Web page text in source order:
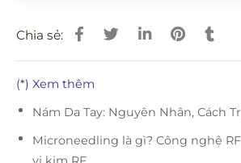
Chia sẻ:
(*) Xem thêm
Nám Da Tay: Nguyên Nhân, Cách
Microneedling là gì? Công nghệ